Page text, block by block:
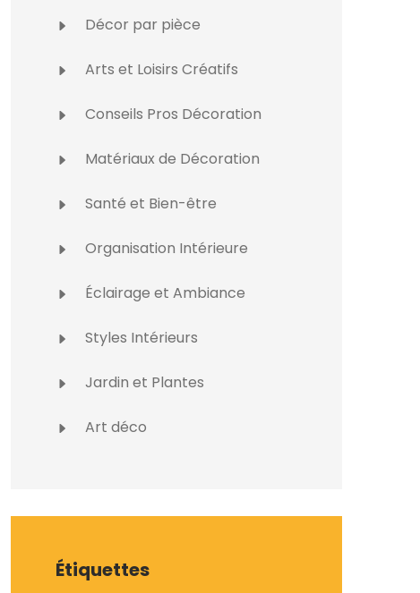
Décor par pièce
Arts et Loisirs Créatifs
Conseils Pros Décoration
Matériaux de Décoration
Santé et Bien-être
Organisation Intérieure
Éclairage et Ambiance
Styles Intérieurs
Jardin et Plantes
Art déco
Étiquettes